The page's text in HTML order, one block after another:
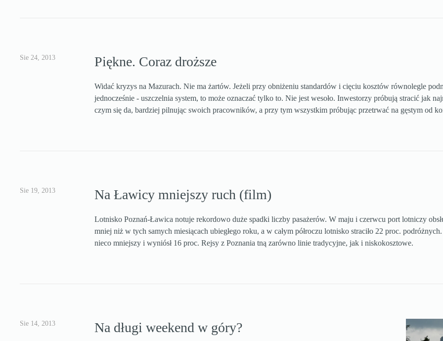
Sie 24, 2013 Piękne. Coraz droższe
Widać kryzys na Mazurach. Nie ma żartów. Jeżeli przy obniżeniu standardów i cięciu kosztów równolegle
jednocześnie - uszczelnia system, to może oznaczać tylko to. Nie jest wesoło. Inwestorzy próbują stracić jak
czym się da, bardziej pilnując swoich pracowników, a przy tym wszystkim próbując przetrwać na gęstym od
Sie 19, 2013 Na Ławicy mniejszy ruch (film)
Lotnisko Poznań-Ławica notuje rekordowo duże spadki liczby pasażerów. W maju i czerwcu port lotniczy
mniej niż w tych samych miesiącach ubiegłego roku, a w całym półroczu lotnisko straciło 22 proc.
nieco mniejszy i wyniósł 16 proc. Rejsy z Poznania tną zarówno linie tradycyjne, jak i niskokosztowe.
Sie 14, 2013 Na długi weekend w góry?